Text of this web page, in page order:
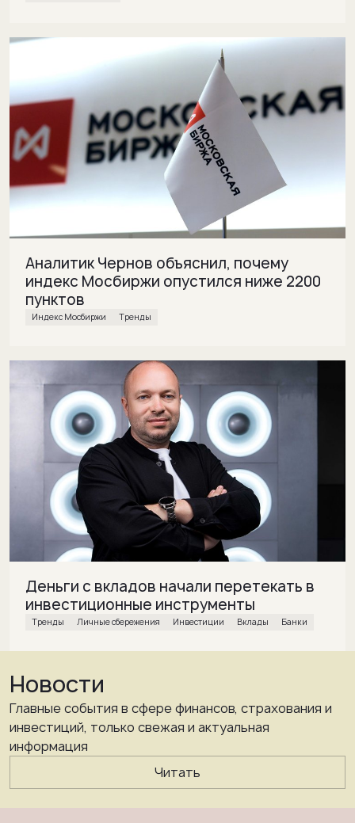
Аналитик Чернов объяснил, почему
индекс Мосбиржи опустился ниже 2200
пунктов
Индекс Мосбиржи Тренды
Деньги с вкладов начали перетекать в
инвестиционные инструменты
Тренды Личные сбережения инвестиции вклады банки
Новости
Главные события в сфере финансов, страхования и
инвестиций, только свежая и актуальная
информация
Читать